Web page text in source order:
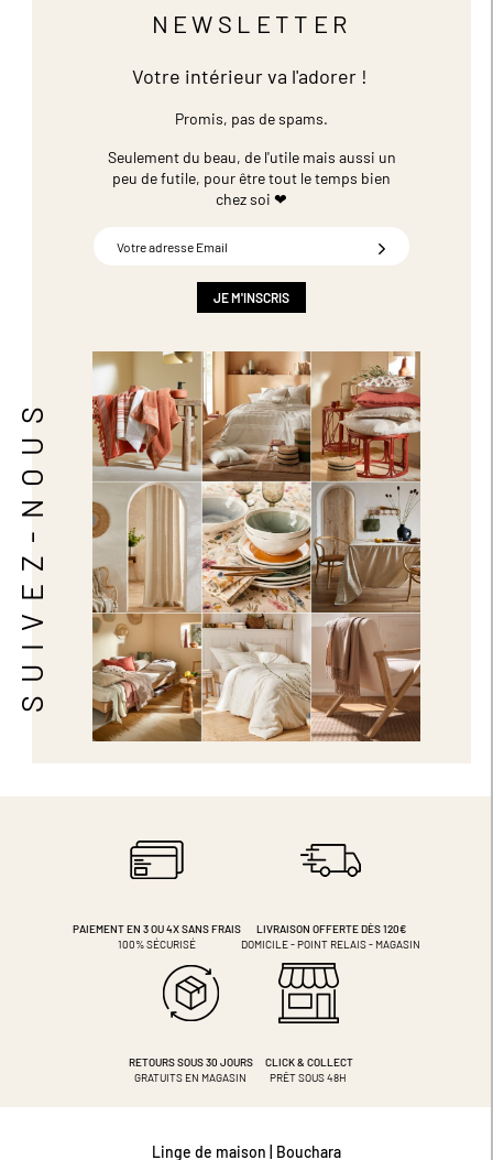
SUIVEZ-NOUS
NEWSLETTER
Votre intérieur va l'adorer !
Promis, pas de spams.
Seulement du beau, de l'utile mais aussi un
peu de futile, pour être tout le temps bien
chez soi ❤
JE M'INSCRIS
PAIEMENT EN 3 OU 4XSANS FRAIS
100% SÉCURISÉ
LIVRAISON OFFERTE DÈS 120€
DOMICILE - POINT RELAIS - MAGASIN
RETOURS SOUS 30 JOURS
GRATUITS EN MAGASIN
CLICK & COLLECT
PRÊT SOUS 48H
Linge de maison | Bouchara